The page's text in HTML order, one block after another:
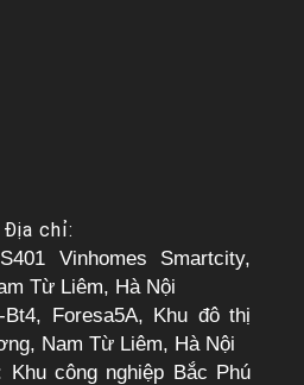
Địa chỉ:
Vinhomes Smartcity,
Từ Liêm, Hà Nội
Foresa5A, Khu đô thị
Nam Từ Liêm, Hà Nội
Khu công nghiệp Bắc Phú